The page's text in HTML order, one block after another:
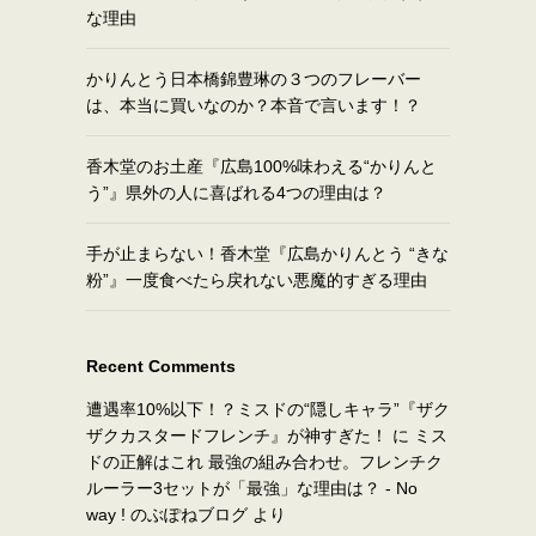
な理由
かりんとう日本橋錦豊琳の３つのフレーバー
は、本当に買いなのか？本音で言います！？
香木堂のお土産『広島100%味わえる“かりんと
う”』県外の人に喜ばれる4つの理由は？
手が止まらない！香木堂『広島かりんとう “きな
粉”』一度食べたら戻れない悪魔的すぎる理由
Recent Comments
遭遇率10%以下！？ミスドの“隠しキャラ”『ザク
ザクカスタードフレンチ』が神すぎた！
に ミス
ドの正解はこれ 最強の組み合わせ。フレンチク
ルーラー3セットが「最強」な理由は？ - No
way ! のぶぽねブログ より